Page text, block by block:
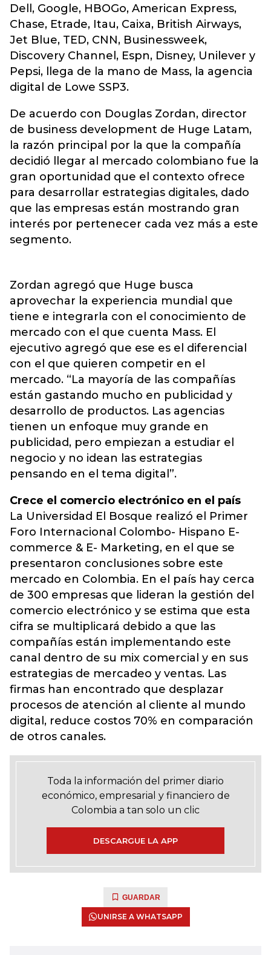
Dell, Google, HBOGo, American Express,
Chase, Etrade, Itau, Caixa, British Airways,
Jet Blue, TED, CNN, Businessweek,
Discovery Channel, Espn, Disney, Unilever y
Pepsi, llega de la mano de Mass, la agencia
digital de Lowe SSP3.
De acuerdo con Douglas Zordan, director
de business development de Huge Latam,
la razón principal por la que la compañía
decidió llegar al mercado colombiano fue la
gran oportunidad que el contexto ofrece
para desarrollar estrategias digitales, dado
que las empresas están mostrando gran
interés por pertenecer cada vez más a este
segmento.
Zordan agregó que Huge busca
aprovechar la experiencia mundial que
tiene e integrarla con el conocimiento de
mercado con el que cuenta Mass. El
ejecutivo agregó que ese es el diferencial
con el que quieren competir en el
mercado. “La mayoría de las compañías
están gastando mucho en publicidad y
desarrollo de productos. Las agencias
tienen un enfoque muy grande en
publicidad, pero empiezan a estudiar el
negocio y no idean las estrategias
pensando en el tema digital”.
Crece el comercio electrónico en el país
La Universidad El Bosque realizó el Primer
Foro Internacional Colombo- Hispano E-
commerce & E- Marketing, en el que se
presentaron conclusiones sobre este
mercado en Colombia. En el país hay cerca
de 300 empresas que lideran la gestión del
comercio electrónico y se estima que esta
cifra se multiplicará debido a que las
compañías están implementando este
canal dentro de su mix comercial y en sus
estrategias de mercadeo y ventas. Las
firmas han encontrado que desplazar
procesos de atención al cliente al mundo
digital, reduce costos 70% en comparación
de otros canales.
Toda la información del primer diario
económico, empresarial y financiero de
Colombia a tan solo un clic
DESCARGUE LA APP
GUARDAR
UNIRSE A WHATSAPP